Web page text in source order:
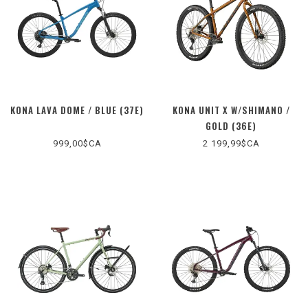
KONA LAVA DOME / BLUE (37E)
999,00$CA
KONA UNIT X W/SHIMANO /
GOLD (36E)
2 199,99$CA